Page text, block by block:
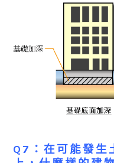
Q7：在可能發生